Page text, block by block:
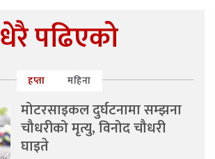
धेरै पढिएको
हप्ता महिना
मोटरसाइकल दुर्घटनामा सम्झना
चौधरीको मृत्यु, विनोद चौधरी
घाइते